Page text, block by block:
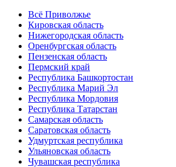
Всё Приволжье
Кировская область
Нижегородская область
Оренбургская область
Пензенская область
Пермский край
Республика Башкортостан
Республика Марий Эл
Республика Мордовия
Республика Татарстан
Самарская область
Саратовская область
Удмуртская республика
Ульяновская область
Чувашская республика